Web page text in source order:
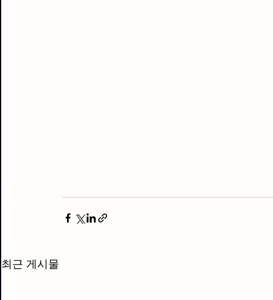
최근 게시물